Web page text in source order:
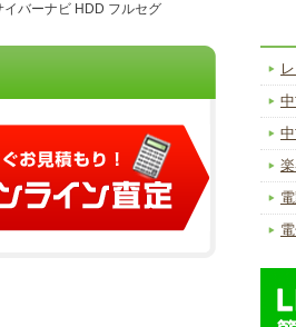
バーナビ HDD フルセグ